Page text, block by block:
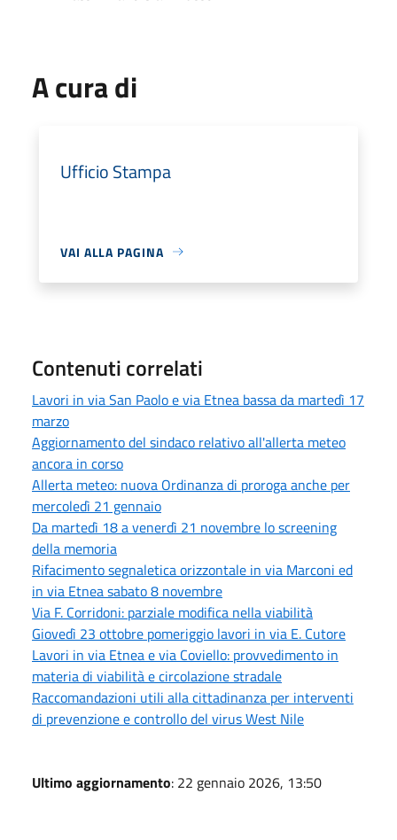
A cura di
Ufficio Stampa
VAI ALLA PAGINA
Contenuti correlati
Lavori in via San Paolo e via Etnea bassa da martedì 17
marzo
Aggiornamento del sindaco relativo all'allerta meteo
ancora in corso
Allerta meteo: nuova Ordinanza di proroga anche per
mercoledì 21 gennaio
Da martedì 18 a venerdì 21 novembre lo screening
della memoria
Rifacimento segnaletica orizzontale in via Marconi ed
in via Etnea sabato 8 novembre
Via F. Corridoni: parziale modifica nella viabilità
Giovedì 23 ottobre pomeriggio lavori in via E. Cutore
Lavori in via Etnea e via Coviello: provvedimento in
materia di viabilità e circolazione stradale
Raccomandazioni utili alla cittadinanza per interventi
di prevenzione e controllo del virus West Nile
Ultimo aggiornamento: 22 gennaio 2026, 13:50